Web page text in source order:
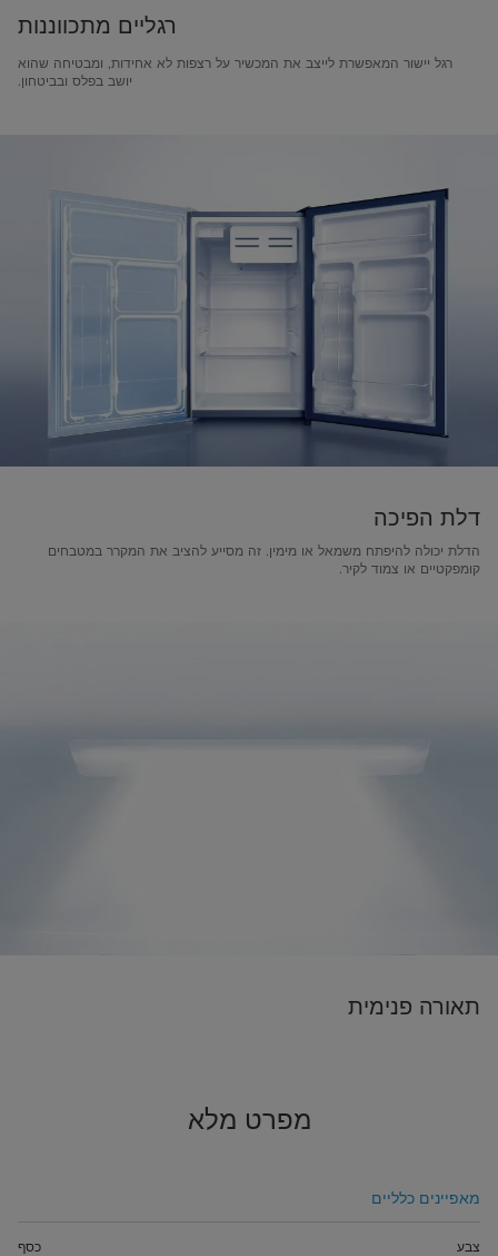
רגליים מתכווננות
רגל יישור המאפשרת לייצב את המכשיר על רצפות לא אחידות, ומבטיחה שהוא
יושב בפלס ובביטחון.
דלת הפיכה
הדלת יכולה להיפתח משמאל או מימין. זה מסייע להציב את המקרר במטבחים
קומפקטיים או צמוד לקיר.
תאורה פנימית
מפרט מלא
מאפיינים כלליים
צבע כסף